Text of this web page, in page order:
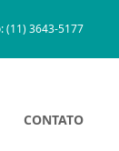
(11) 3643-5177
CONTATO